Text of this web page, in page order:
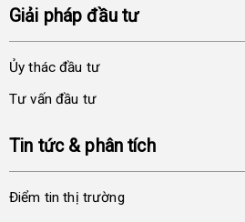
Giải pháp đầu tư
Ủy thác đầu tư
Tư vấn đầu tư
Tin tức & phân tích
Điểm tin thị trường